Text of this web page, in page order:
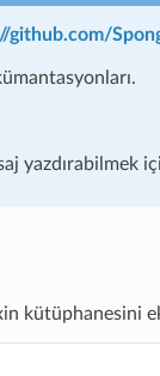
github.com/
kütüphanesini